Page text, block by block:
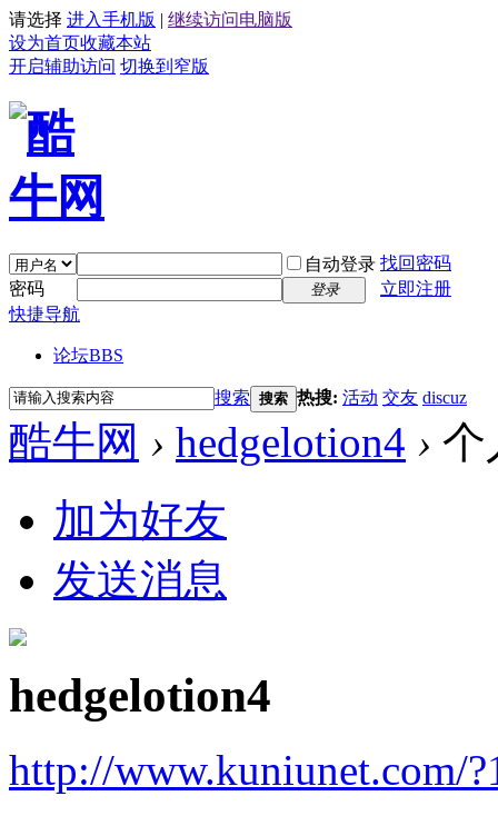
请选择 进入手机版 | 继续访问电脑版
设为首页收藏本站
开启辅助访问 切换到窄版
自动登录 找回密码
密码
登录
立即注册
快捷导航
论坛BBS
搜索 搜索 热搜: 活动 交友 discuz
酷牛网 › hedgelotion4 › 个
加为好友
发送消息
hedgelotion4
http://www.kuniunet.com/